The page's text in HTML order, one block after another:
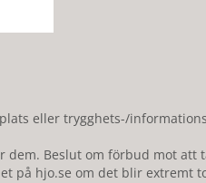
eller trygghets-/
dem. Beslut om förbud mot att
på hjo.se om det blir extremt